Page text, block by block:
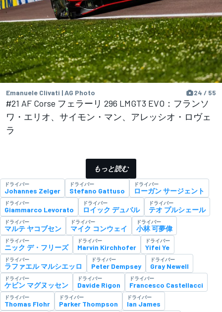
Emanuele Clivati | AG Photo 24 / 55
#21 AF Corse フェラーリ 296 LMGT3 EVO：フランソ
ワ・エリオ、サイモン・マン、アレッシオ・ロヴェ
ラ
もっと読む
ドライバー
Johannes Zelger
ドライバー
Stefano Gattuso
ドライバー
ローガン サージェント
ドライバー
Giammarco Levorato
ドライバー
ロイック デュバル
ドライバー
テオ プルシェール
ドライバー
マルテ ヤコブセン
ドライバー
マイク コンウェイ
ドライバー
小林 可夢偉
ドライバー
ニック デ・フリーズ
ドライバー
Marvin Kirchhofer
ドライバー
Yifei Ye
ドライバー
ラファエル マルシエッロ
ドライバー
Peter Dempsey
ドライバー
Gray Newell
ドライバー
ケビン マグヌッセン
ドライバー
Davide Rigon
ドライバー
Francesco Castellacci
ドライバー
Thomas Flohr
ドライバー
Parker Thompson
ドライバー
Ian James